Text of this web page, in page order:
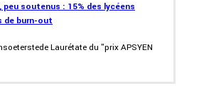
soutenus : 15% des lycéens
de burn-out
Laurétate du "prix APSYEN